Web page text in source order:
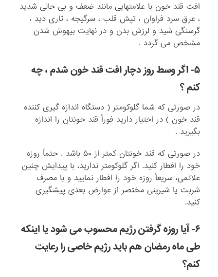
افت قند خون با علامتهایی مانند ضعف و بی حالی شدید
، عرق سرد فراوان ،‌ تپش قلب ، سرگیجه ، تاری دید ،
گرسنگی شید و لرزش بدن و در نهایت بیهوش شدن
مشخص می گردد .
۵- اگر وسط روز دچار افت قند خون شدم ، چه
کنم ؟
در صورتی که شما گلوکومتر ( دستگاه اندازه گیری کننده
قند خون ) در اختیار دارید فوراً قند خونتان را اندازه
بگیرید .
در صورتی که قند خونتان کمتر از ۵۰ باشد . حتماً روزه
خود را افطار کنید. اگر گلوکومتر ندارید، با پیدایش چنین
علائمی، سریعاً روزه خود را افطار نمایید و با مصرف
شربت یا شیرینی مختصر از عوارض بعدی پیشگیری
کنید.
۶- آیا روزه گرفتن رژیم محسوب می شود یا اینکه
طی ماه رمضان هم باید رژیم خاصی را رعایت
کنم؟